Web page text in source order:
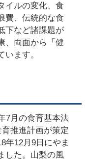
イルの変化、食
費、伝統的な食
下など諸課題が
、両面から「健
ます。
7月の食育基本法
推進計画が策定
年12月9日にやま
した。山梨の風